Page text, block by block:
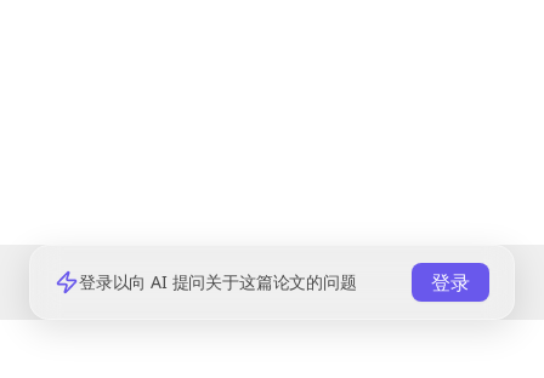
登录以向 AI 提问关于这篇论文的问题 登录